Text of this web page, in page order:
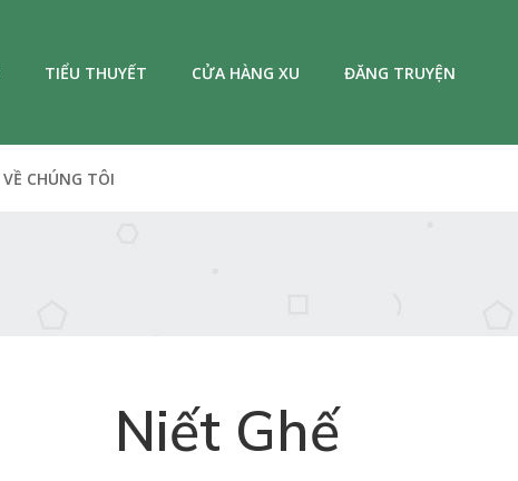
TIỂU THUYẾT CỬA HÀNG XU ĐĂNG TRUYỆN
VỀ CHÚNG TÔI
Niết Ghế